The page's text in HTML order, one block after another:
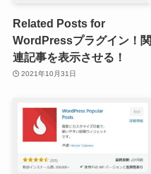
Related Posts for
WordPressプラグイン！関
連記事を表示させる！
2021年10月31日